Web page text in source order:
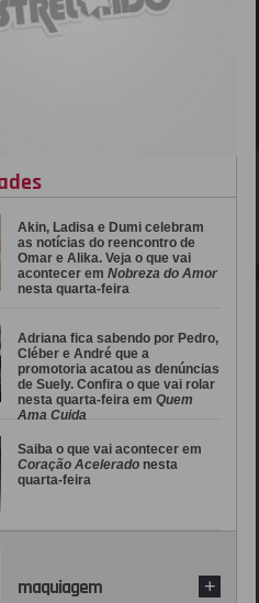
Akin, Ladisa e Dumi celebram
as notícias do reencontro de
Omar e Alika. Veja o que vai
acontecer em Nobreza do Amor
nesta quarta-feira
Adriana fica sabendo por Pedro,
Cléber e André que a
promotoria acatou as denúncias
de Suely. Confira o que vai rolar
nesta quarta-feira em Quem
Ama Cuida
Saiba o que vai acontecer em
Coração Acelerado nesta
quarta-feira
maquiagem +
Desenvolvido por